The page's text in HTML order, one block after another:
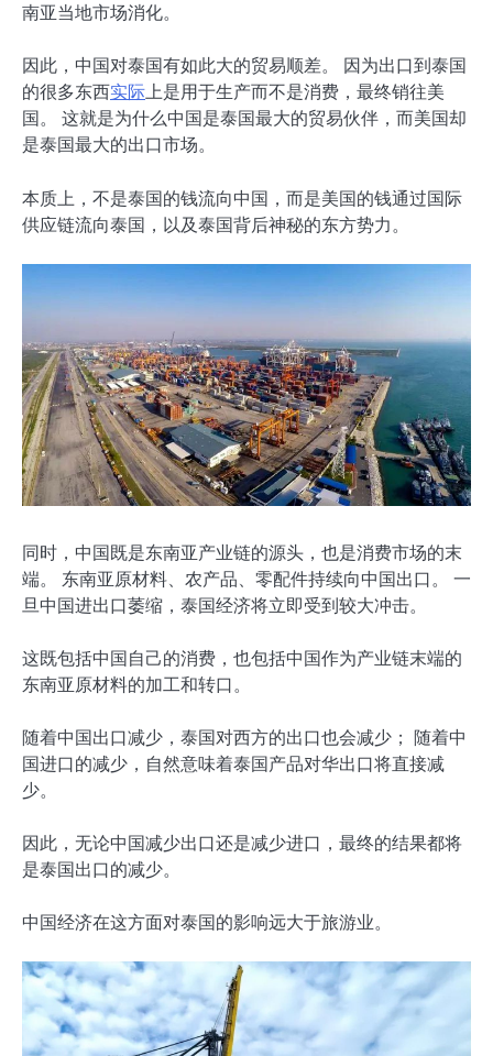
南亚当地市场消化。
因此，中国对泰国有如此大的贸易顺差。 因为出口到泰国
的很多东西实际上是用于生产而不是消费，最终销往美
国。 这就是为什么中国是泰国最大的贸易伙伴，而美国却
是泰国最大的出口市场。
本质上，不是泰国的钱流向中国，而是美国的钱通过国际
供应链流向泰国，以及泰国背后神秘的东方势力。
同时，中国既是东南亚产业链的源头，也是消费市场的末
端。 东南亚原材料、农产品、零配件持续向中国出口。 一
旦中国进出口萎缩，泰国经济将立即受到较大冲击。
这既包括中国自己的消费，也包括中国作为产业链末端的
东南亚原材料的加工和转口。
随着中国出口减少，泰国对西方的出口也会减少； 随着中
国进口的减少，自然意味着泰国产品对华出口将直接减
少。
因此，无论中国减少出口还是减少进口，最终的结果都将
是泰国出口的减少。
中国经济在这方面对泰国的影响远大于旅游业。